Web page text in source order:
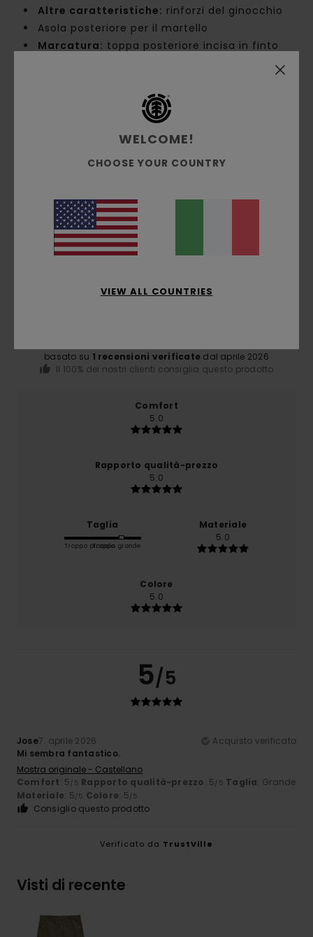
Altre caratteristiche: rinforzi del ginocchio
Asola posteriore per il martello
Marcatura: toppa posteriore incisa in finto
70% cotone, 30% cotone riciclato
Spedizioni e Resi
Recensioni dei clienti
5.0
basato su 1 recensioni verificate dal aprile 2026
Il 100% dei nostri clienti consiglia questo prodotto
Comfort
5.0
Rapporto qualità-prezzo
5.0
Taglia
Troppo piccoloTroppo grande
Materiale
5.0
Colore
5.0
5/5
Jose7. aprile 2026
Acquisto verificato
Mi sembra fantastico.
Mostra originale - Castellano
Comfort: 5/5 Rapporto qualità-prezzo: 5/5 Taglia: Grande
Materiale: 5/5 Colore: 5/5
Consiglio questo prodotto
Verificato da TrustVille
Visti di recente
WELCOME!
CHOOSE YOUR COUNTRY
VIEW ALL COUNTRIES